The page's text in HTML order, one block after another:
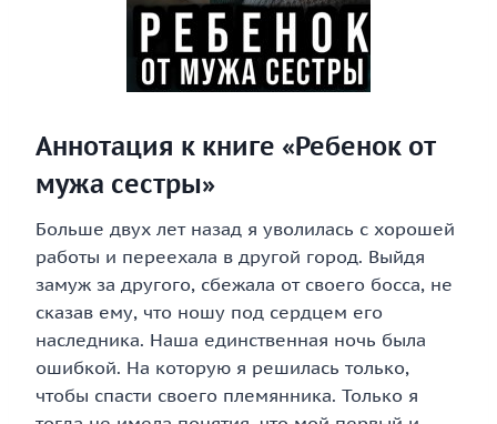
Аннотация к книге «Ребенок от
мужа сестры»
Больше двух лет назад я уволилась с хорошей
работы и переехала в другой город. Выйдя
замуж за другого, сбежала от своего босса, не
сказав ему, что ношу под сердцем его
наследника. Наша единственная ночь была
ошибкой. На которую я решилась только,
чтобы спасти своего племянника. Только я